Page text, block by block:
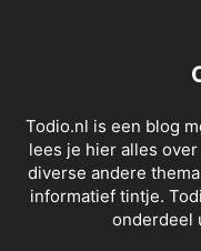
Todio.nl is een blog
lees je hier alles
diverse andere
informatief tintje.
onderdeel